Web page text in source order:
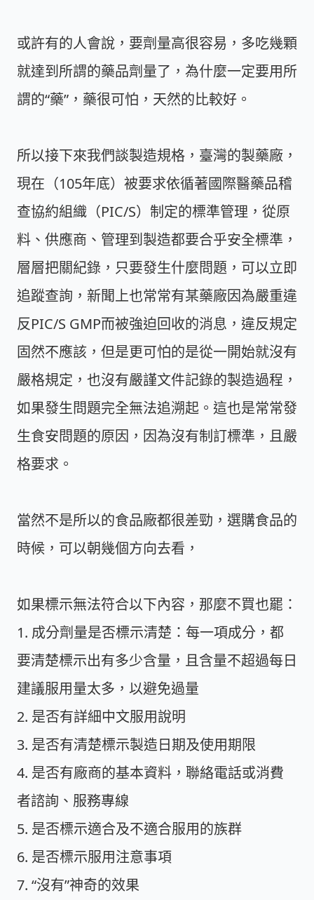
或許有的人會說，要劑量高很容易，多吃幾顆
就達到所謂的藥品劑量了，為什麼一定要用所
謂的“藥”，藥很可怕，天然的比較好。
所以接下來我們談製造規格，臺灣的製藥廠，
現在（105年底）被要求依循著國際醫藥品稽
查協約組織（PIC/S）制定的標準管理，從原
料、供應商、管理到製造都要合乎安全標準，
層層把關紀錄，只要發生什麼問題，可以立即
追蹤查詢，新聞上也常常有某藥廠因為嚴重違
反PIC/S GMP而被強迫回收的消息，違反規定
固然不應該，但是更可怕的是從一開始就沒有
嚴格規定，也沒有嚴謹文件記錄的製造過程，
如果發生問題完全無法追溯起。這也是常常發
生食安問題的原因，因為沒有制訂標準，且嚴
格要求。
當然不是所以的食品廠都很差勁，選購食品的
時候，可以朝幾個方向去看，
如果標示無法符合以下內容，那麼不買也罷：
1. 成分劑量是否標示清楚：每一項成分，都
要清楚標示出有多少含量，且含量不超過每日
建議服用量太多，以避免過量
2. 是否有詳細中文服用說明
3. 是否有清楚標示製造日期及使用期限
4. 是否有廠商的基本資料，聯絡電話或消費
者諮詢、服務專線
5. 是否標示適合及不適合服用的族群
6. 是否標示服用注意事項
7. “沒有”神奇的效果